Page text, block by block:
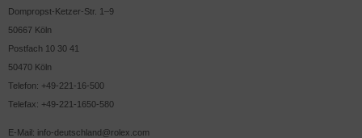
Dompropst-Ketzer-Str. 1–9
50667 Köln
Postfach 10 30 41
50470 Köln
Telefon: +49-221-16-500
Telefax: +49-221-1650-580
E-Mail: info-deutschland@rolex.com